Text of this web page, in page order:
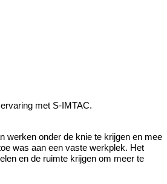
met S-IMTAC.
werken onder de knie te krijgen en mee
was aan een vaste werkplek. Het
en de ruimte krijgen om meer te